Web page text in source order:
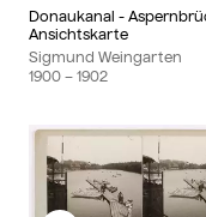
Donaukanal -
Ansichtskarte
Sigmund Weingarten
1900 – 1902